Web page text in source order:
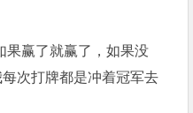
果赢了就赢了，如果没
次打牌都是冲着冠军去